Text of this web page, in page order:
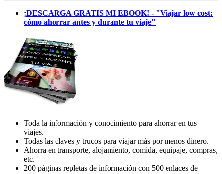
¡DESCARGA GRATIS MI EBOOK! - "Viajar low cost:
cómo ahorrar antes y durante tu viaje"
Toda la información y conocimiento para ahorrar en tus
viajes.
Todas las claves y trucos para viajar más por menos dinero.
Ahorra en transporte, alojamiento, comida, equipaje, compras,
etc.
200 páginas repletas de información con 500 enlaces de